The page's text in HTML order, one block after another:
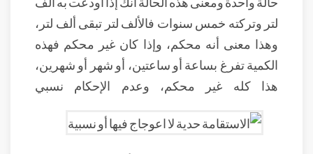
لتر وتركته خمس سنوات فالألف لتر تبقى ألف لتر،
وهذا معنى أنه محكم، وإذا كان غير محكم فهذه
الكمية تفرغ بساعة أو ساعتين، أو شهر أو شهرين،
هذا كله غير محكم، وعدم الإحكام نسبي